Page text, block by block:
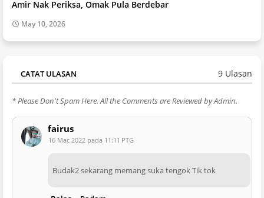
Amir Nak Periksa, Omak Pula Berdebar
May 10, 2026
CATAT ULASAN 9 Ulasan
* Please Don't Spam Here. All the Comments are Reviewed by Admin.
fairus
16 Mac 2022 pada 11:11 PTG
Budak2 sekarang memang suka tengok Tik tok